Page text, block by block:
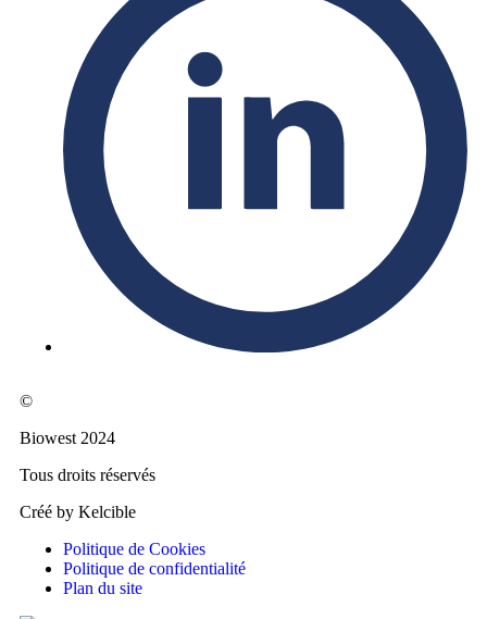
©
Biowest 2024
Tous droits réservés
Créé by Kelcible
Politique de Cookies
Politique de confidentialité
Plan du site